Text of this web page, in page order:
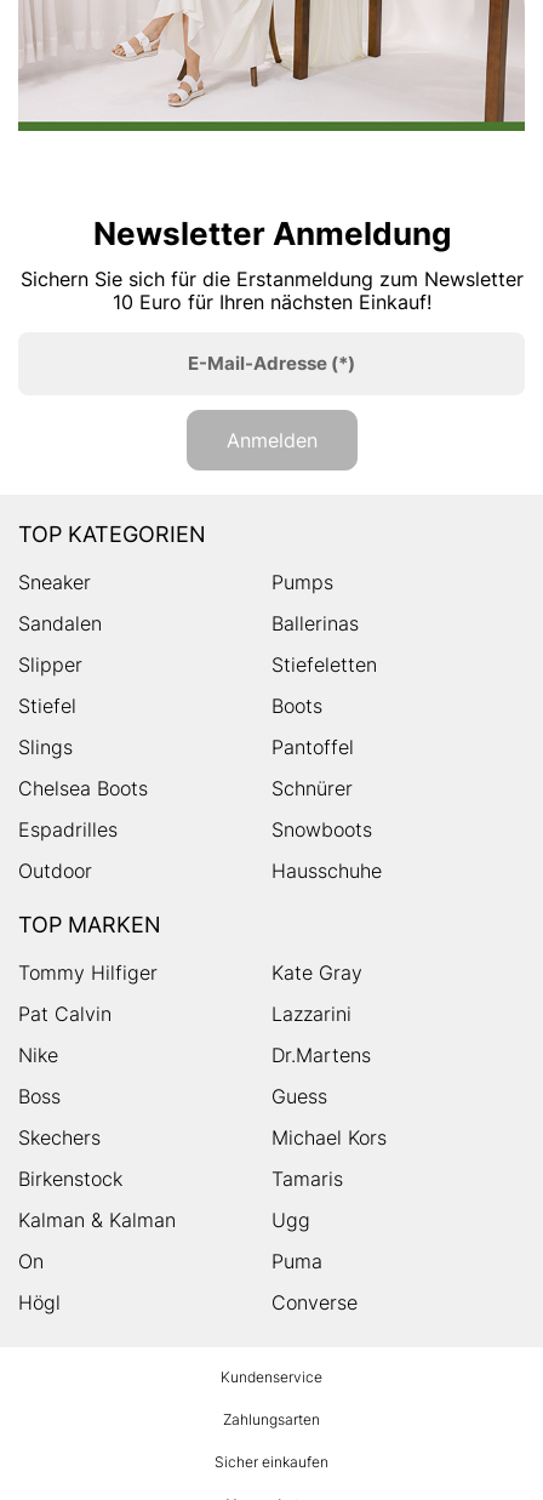
Newsletter Anmeldung
Sichern Sie sich für die Erstanmeldung zum Newsletter
10 Euro für Ihren nächsten Einkauf!
E-Mail-Adresse (*)
Anmelden
TOP KATEGORIEN
Sneaker
Pumps
Sandalen
Ballerinas
Slipper
Stiefeletten
Stiefel
Boots
Slings
Pantoffel
Chelsea Boots
Schnürer
Espadrilles
Snowboots
Outdoor
Hausschuhe
TOP MARKEN
Tommy Hilfiger
Kate Gray
Pat Calvin
Lazzarini
Nike
Dr.Martens
Boss
Guess
Skechers
Michael Kors
Birkenstock
Tamaris
Kalman & Kalman
Ugg
On
Puma
Högl
Converse
Kundenservice
Zahlungsarten
Sicher einkaufen